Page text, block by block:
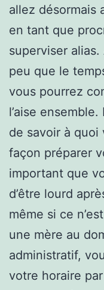
allez désormais
en tant que
superviser
peu que le
vous pourrez
l’aise
de savoir à
façon préparer
important que
d’être lourd
même si ce
une mère au
administratif,
votre horaire